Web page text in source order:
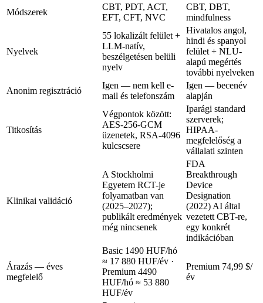
Módszerek
CBT, PDT, ACT,
EFT, CFT, NVC
CBT, DBT,
mindfulness
Nyelvek
55 lokalizált felület +
LLM-natív,
beszélgetésen belüli
nyelv
Hivatalos angol,
hindi és spanyol
felület + NLU-
alapú megértés
további nyelveken
Anonim regisztráció
Igen — nem kell e-
mail és telefonszám
Igen — becenév
alapján
Titkosítás
Végpontok között:
AES-256-GCM
üzenetek, RSA-4096
kulcscsere
Iparági standard
szerverek;
HIPAA-
megfelelőség a
vállalati szinten
Klinikai validáció
A Stockholmi
Egyetem RCT-je
folyamatban van
(2025–2027);
publikált eredmények
még nincsenek
FDA
Breakthrough
Device
Designation
(2022) AI által
vezetett CBT-re,
egy konkrét
indikációban
Árazás — éves
megfelelő
Basic 1490 HUF/hó
≈ 17 880 HUF/év ·
Premium 4490
HUF/hó ≈ 53 880
HUF/év
Premium 74,99 $/
év